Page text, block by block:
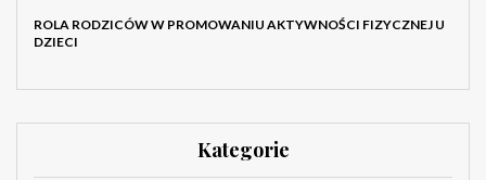
ROLA RODZICÓW W PROMOWANIU AKTYWNOŚCI FIZYCZNEJ U
DZIECI
Kategorie